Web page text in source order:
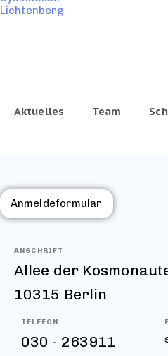
Aktuelles Team
Anmeldeformular
ANSCHRIFT
Allee der
10315 Berlin
TELEFON
030 - 263911